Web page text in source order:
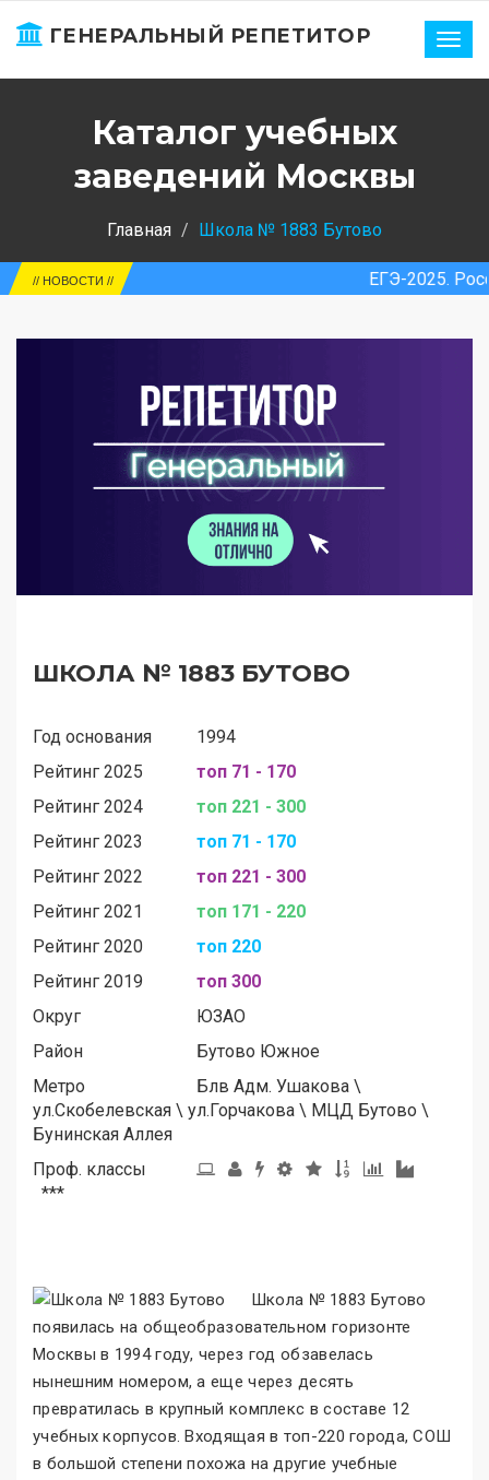
ГЕНЕРАЛЬНЫЙ РЕПЕТИТОР
Каталог учебных
заведений Москвы
Главная Школа № 1883 Бутово
ЕГЭ-2025. Россия.
// НОВОСТИ //
ШКОЛА № 1883 БУТОВО
Год основания
1994
Рейтинг 2025
топ 71 - 170
Рейтинг 2024
топ 221 - 300
Рейтинг 2023
топ 71 - 170
Рейтинг 2022
топ 221 - 300
Рейтинг 2021
топ 171 - 220
Рейтинг 2020
топ 220
Рейтинг 2019
топ 300
Округ
ЮЗАО
Район
Бутово Южное
Метро
Блв Адм. Ушакова \
ул.Скобелевская \ ул.Горчакова \ МЦД Бутово \
Бунинская Аллея
Проф. классы
***
Школа № 1883 Бутово
появилась на общеобразовательном горизонте
Москвы в 1994 году, через год обзавелась
нынешним номером, а еще через десять
превратилась в крупный комплекс в составе 12
учебных корпусов. Входящая в топ-220 города, СОШ
в большой степени похожа на другие учебные